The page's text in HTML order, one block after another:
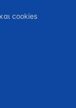
cookies